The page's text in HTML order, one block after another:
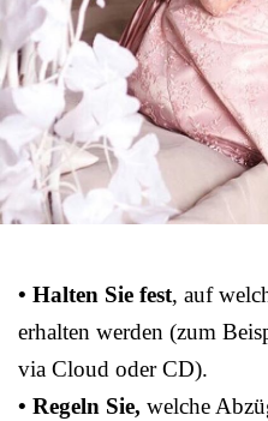
• Halten Sie fest, auf
erhalten werden (zum
via Cloud oder CD).
• Regeln Sie, welche